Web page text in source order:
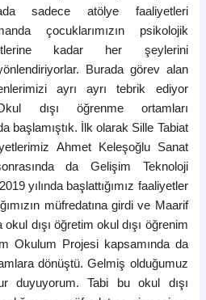
sadece atölye faaliyetleri
çocuklarımızın psikolojik
kadar her şeylerini
Burada görev alan
ayrı ayrı tebrik ediyor
dışı öğrenme ortamları
başlamıştık. İlk olarak Sille Tabiat
Ahmet Keleşoğlu Sanat
da Gelişim Teknoloji
yılında başlattığımız faaliyetler
müfredatına girdi ve Maarif
dışı öğretim okul dışı öğrenim
Okulum Projesi kapsamında da
dönüştü. Gelmiş olduğumuz
duyuyorum. Tabi bu okul dışı